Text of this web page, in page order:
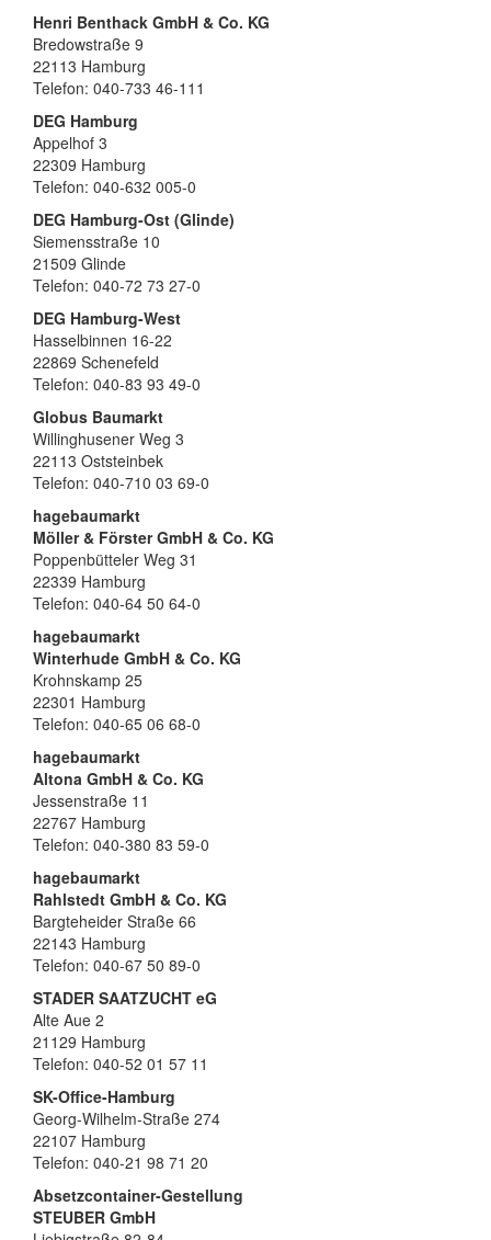
Henri Benthack GmbH & Co. KG
Bredowstraße 9
22113 Hamburg
Telefon: 040-733 46-111
DEG Hamburg
Appelhof 3
22309 Hamburg
Telefon: 040-632 005-0
DEG Hamburg-Ost (Glinde)
Siemensstraße 10
21509 Glinde
Telefon: 040-72 73 27-0
DEG Hamburg-West
Hasselbinnen 16-22
22869 Schenefeld
Telefon: 040-83 93 49-0
Globus Baumarkt
Willinghusener Weg 3
22113 Oststeinbek
Telefon: 040-710 03 69-0
hagebaumarkt
Möller & Förster GmbH & Co. KG
Poppenbütteler Weg 31
22339 Hamburg
Telefon: 040-64 50 64-0
hagebaumarkt
Winterhude GmbH & Co. KG
Krohnskamp 25
22301 Hamburg
Telefon: 040-65 06 68-0
hagebaumarkt
Altona GmbH & Co. KG
Jessenstraße 11
22767 Hamburg
Telefon: 040-380 83 59-0
hagebaumarkt
Rahlstedt GmbH & Co. KG
Bargteheider Straße 66
22143 Hamburg
Telefon: 040-67 50 89-0
STADER SAATZUCHT eG
Alte Aue 2
21129 Hamburg
Telefon: 040-52 01 57 11
SK-Office-Hamburg
Georg-Wilhelm-Straße 274
22107 Hamburg
Telefon: 040-21 98 71 20
Absetzcontainer-Gestellung
STEUBER GmbH